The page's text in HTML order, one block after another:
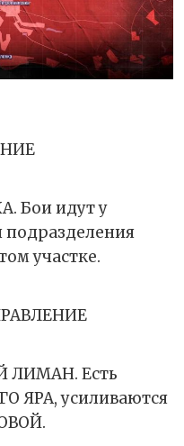
Бои идут у
участке.
ЛИМАН. Есть
ЯРА, усиливаются